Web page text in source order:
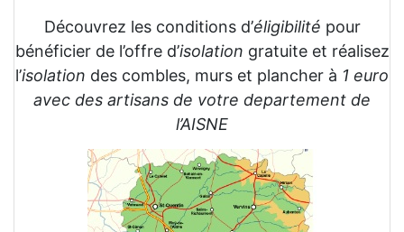
Découvrez les conditions d’éligibilité pour
bénéficier de l’offre d’isolation gratuite et réalisez
l’isolation des combles, murs et plancher à 1 euro
avec des artisans de votre departement de
l’AISNE